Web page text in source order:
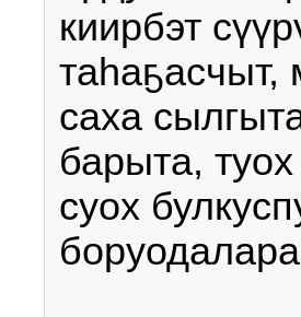
киирбэт
таһаҕасчыт,
саха
барыта,
суох